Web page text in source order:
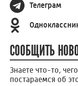
Телеграм
СООБЩИТЬ
Знаете что-то,
постараемся об